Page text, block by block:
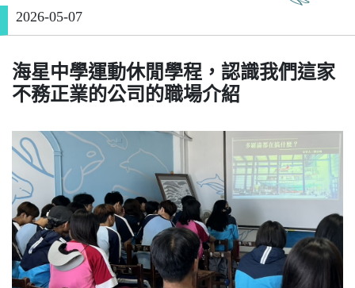
2026-05-07
海星中學運動休閒學程，認識我們這家
不務正業的公司的職場介紹